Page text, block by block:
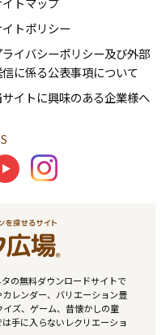
イトポリシー
ライバシーポリシー及び外部
信に係る公表事項について
サイトに興味のある企業様へ
の無料ダウンロードサイトで
レンダー、バリエーション豊
ズ、ゲーム、昔懐かしの童
手に入らないレクリエーショ